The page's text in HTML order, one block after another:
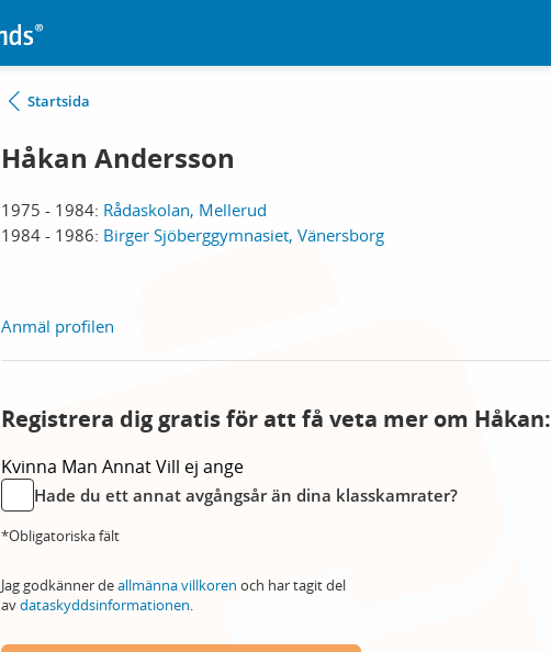
Startsida
Håkan Andersson
1975 - 1984: Rådaskolan, Mellerud
1984 - 1986: Birger Sjöberggymnasiet, Vänersborg
Anmäl profilen
Registrera dig gratis för att få veta mer om Håkan:
Kvinna Man AnnatVill ej ange
Hade du ett annat avgångsår än dina klasskamrater?
*Obligatoriska fält
Jag godkänner deallmänna villkoren och har tagit del
avdataskyddsinformationen.